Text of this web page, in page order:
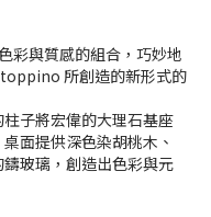
彩與質感的組合，巧妙地
所創造的新形式的
子將宏偉的大理石基座
面提供深色染胡桃木、
玻璃，創造出色彩與元